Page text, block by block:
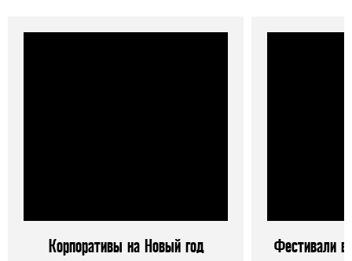
Корпоративы на Новый год Фестивали в